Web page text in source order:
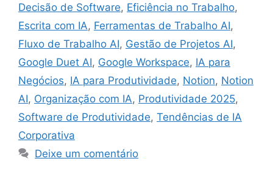
Decisão de Software, Eficiência no Trabalho,
Escrita com IA, Ferramentas de Trabalho AI,
Fluxo de Trabalho AI, Gestão de Projetos AI,
Google Duet AI, Google Workspace, IA para
Negócios, IA para Produtividade, Notion, Notion
AI, Organização com IA, Produtividade 2025,
Software de Produtividade, Tendências de IA
Corporativa
Deixe um comentário